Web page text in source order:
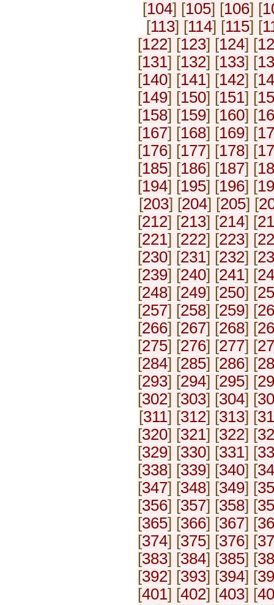
[104] [105] [106] [
[113] [114] [115] [
[122] [123] [124] [
[131] [132] [133] [
[140] [141] [142] [
[149] [150] [151] [
[158] [159] [160] [
[167] [168] [169] [
[176] [177] [178] [
[185] [186] [187] [
[194] [195] [196] [
[203] [204] [205] [
[212] [213] [214] [
[221] [222] [223] [
[230] [231] [232] [
[239] [240] [241] [
[248] [249] [250] [
[257] [258] [259] [
[266] [267] [268] [
[275] [276] [277] [
[284] [285] [286] [
[293] [294] [295] [
[302] [303] [304] [
[311] [312] [313] [
[320] [321] [322] [
[329] [330] [331] [
[338] [339] [340] [
[347] [348] [349] [
[356] [357] [358] [
[365] [366] [367] [
[374] [375] [376] [
[383] [384] [385] [
[392] [393] [394] [
[401] [402] [403] [